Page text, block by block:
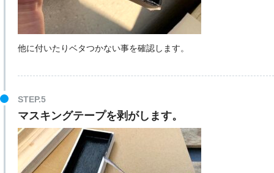
他に付いたりベタつかない事を確認します。
マスキングテープを剥がします。